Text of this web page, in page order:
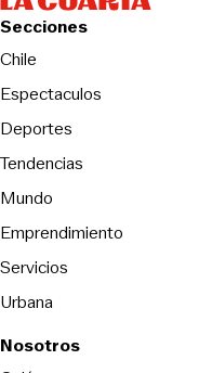
Secciones
Chile
Espectaculos
Deportes
Tendencias
Mundo
Emprendimiento
Servicios
Urbana
Nosotros